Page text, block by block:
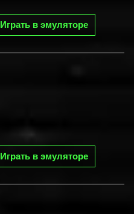
Играть в эмуляторе
Играть в эмуляторе